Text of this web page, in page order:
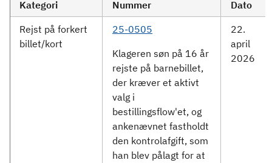
Kategori Nummer
Dato
Rejst på forkert
billet/kort
25-0505
Klageren søn på 16 år
rejste på barnebillet,
der kræver et aktivt
valg i
bestillingsflow'et, og
ankenævnet fastholdt
den kontrolafgift, som
han blev pålagt for at
22.
april
2026